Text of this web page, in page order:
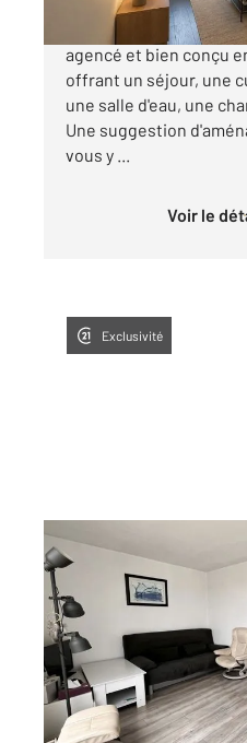
Quartier Victor Hugo -
agencé et bien conçu
offrant un séjour, une
une salle d'eau, une
Une suggestion
vous y ...
Voir le
Exclusivité
COURBEVOIE 92
24,46 m , 1 pièce
Ref : 23093
Appartement F1 à
219
Century 21